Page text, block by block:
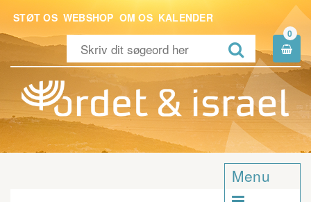
STØT OS WEBSHOP OM OS KALENDER

0

Menu